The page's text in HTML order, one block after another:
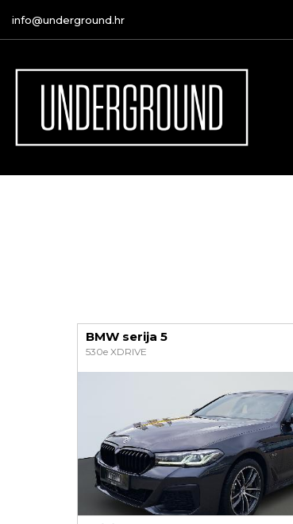
info@underground.hr
BMW serija 5
530e XDRIVE